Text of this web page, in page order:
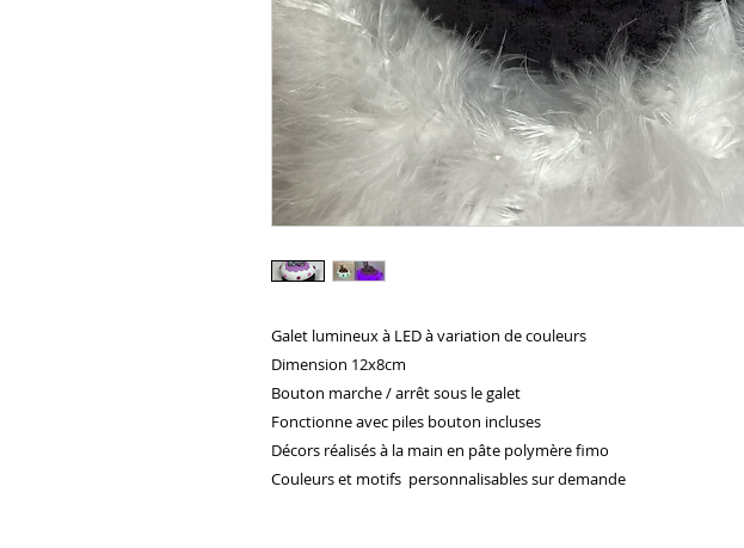
Galet lumineux à LED à variation de couleurs
Dimension 12x8cm
Bouton marche / arrêt sous le galet
Fonctionne avec piles bouton incluses
Décors réalisés à la main en pâte polymère fimo
Couleurs et motifs  personnalisables sur demande